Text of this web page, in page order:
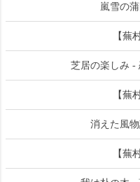
嵐雪の
【蕪
芝居の楽しみ -
【蕪
消えた風
【蕪